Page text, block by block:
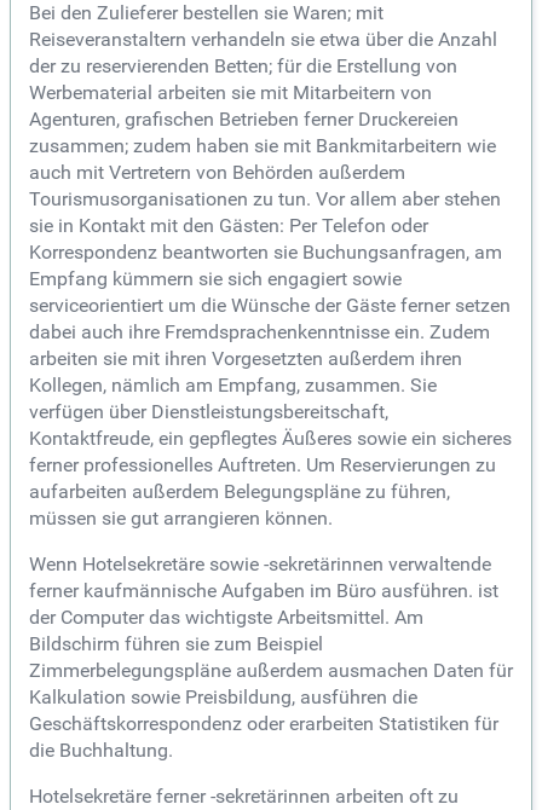
Bei den Zulieferer bestellen sie Waren; mit
Reiseveranstaltern verhandeln sie etwa über die Anzahl
der zu reservierenden Betten; für die Erstellung von
Werbematerial arbeiten sie mit Mitarbeitern von
Agenturen, grafischen Betrieben ferner Druckereien
zusammen; zudem haben sie mit Bankmitarbeitern wie
auch mit Vertretern von Behörden außerdem
Tourismusorganisationen zu tun. Vor allem aber stehen
sie in Kontakt mit den Gästen: Per Telefon oder
Korrespondenz beantworten sie Buchungsanfragen, am
Empfang kümmern sie sich engagiert sowie
serviceorientiert um die Wünsche der Gäste ferner setzen
dabei auch ihre Fremdsprachenkenntnisse ein. Zudem
arbeiten sie mit ihren Vorgesetzten außerdem ihren
Kollegen, nämlich am Empfang, zusammen. Sie
verfügen über Dienstleistungsbereitschaft,
Kontaktfreude, ein gepflegtes Äußeres sowie ein sicheres
ferner professionelles Auftreten. Um Reservierungen zu
aufarbeiten außerdem Belegungspläne zu führen,
müssen sie gut arrangieren können.
Wenn Hotelsekretäre sowie -sekretärinnen verwaltende
ferner kaufmännische Aufgaben im Büro ausführen. ist
der Computer das wichtigste Arbeitsmittel. Am
Bildschirm führen sie zum Beispiel
Zimmerbelegungspläne außerdem ausmachen Daten für
Kalkulation sowie Preisbildung, ausführen die
Geschäftskorrespondenz oder erarbeiten Statistiken für
die Buchhaltung.
Hotelsekretäre ferner -sekretärinnen arbeiten oft zu